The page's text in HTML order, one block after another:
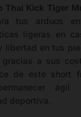
Thai Kick Tiger
tus arduos
ligeras en
libertad en tus
a sus
de este short
ágil
deportiva.